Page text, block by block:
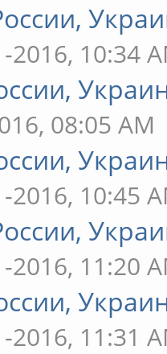
2016, 10:34
08:05 AM
2016, 10:45
2016, 11:20
2016, 11:31